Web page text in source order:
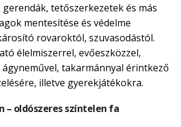
tetőszerkezetek és más
mentesítése és védelme
rovaroktól, szuvasodástól.
élelmiszerrel, evőeszközzel,
takarmánnyal érintkező
illetve gyerekjátékokra.
– oldószeres színtelen fa